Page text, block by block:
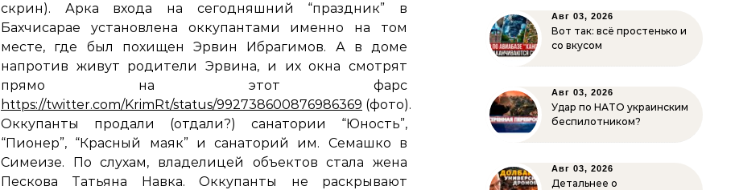
скрин). Арка входа на сегодняшний “праздник” в
Бахчисарае установлена оккупантами именно на том
месте, где был похищен Эрвин Ибрагимов. А в доме
напротив живут родители Эрвина, и их окна смотрят
прямо на этот фарс
https://twitter.com/KrimRt/status/992738600876986369 (фото).
Оккупанты продали (отдали?) санатории “Юность”,
“Пионер”, “Красный маяк” и санаторий им. Семашко в
Симеизе. По слухам, владелицей объектов стала жена
Пескова Татьяна Навка. Оккупанты не раскрывают
Авг 03, 2026
Вот так: всё простенько и
со вкусом
Авг 03, 2026
Удар по НАТО украинским
беспилотником?
Авг 03, 2026
Детальнее о